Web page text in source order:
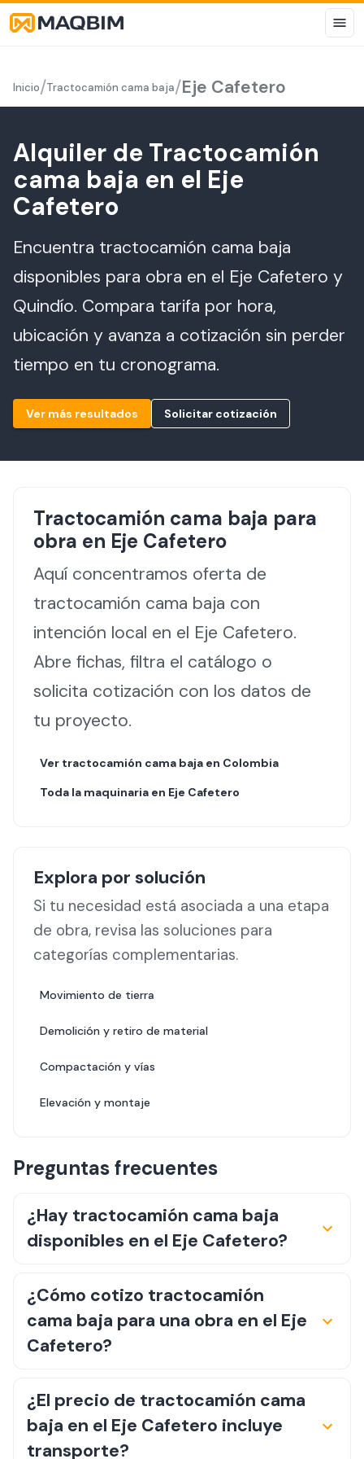
Inicio/Tractocamión cama baja/Eje Cafetero
Alquiler de Tractocamión
cama baja en el Eje
Cafetero
Encuentra tractocamión cama baja
disponibles para obra en el Eje Cafetero y
Quindío. Compara tarifa por hora,
ubicación y avanza a cotización sin perder
tiempo en tu cronograma.
Ver más resultados Solicitar cotización
Tractocamión cama baja para
obra en Eje Cafetero
Aquí concentramos oferta de
tractocamión cama baja con
intención local en el Eje Cafetero.
Abre fichas, filtra el catálogo o
solicita cotización con los datos de
tu proyecto.
Ver tractocamión cama baja en Colombia
Toda la maquinaria en Eje Cafetero
Explora por solución
Si tu necesidad está asociada a una etapa
de obra, revisa las soluciones para
categorías complementarias.
Movimiento de tierra
Demolición y retiro de material
Compactación y vías
Elevación y montaje
Preguntas frecuentes
¿Hay tractocamión cama baja
disponibles en el Eje Cafetero?
¿Cómo cotizo tractocamión
cama baja para una obra en el Eje
Cafetero?
¿El precio de tractocamión cama
baja en el Eje Cafetero incluye
transporte?